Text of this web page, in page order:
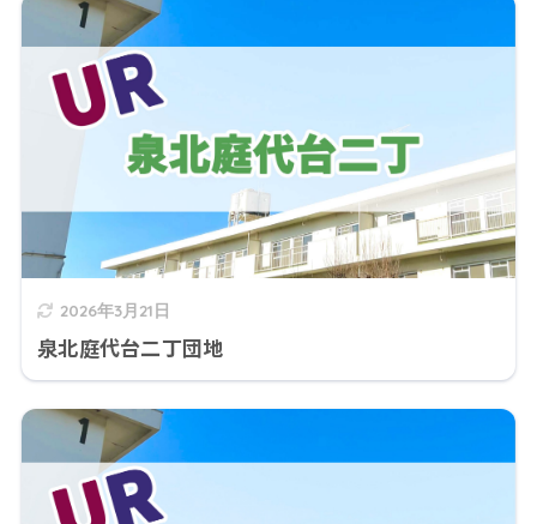
2026年3月21日
泉北庭代台二丁団地